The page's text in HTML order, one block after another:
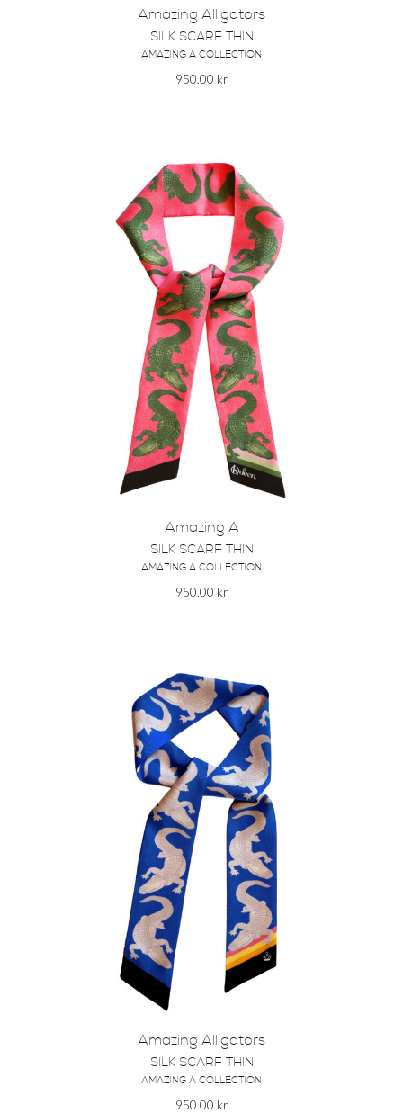
Amazing Alligators
SILK SCARF THIN
AMAZING A COLLECTION
950.00 kr
Amazing A
SILK SCARF THIN
AMAZING A COLLECTION
950.00 kr
Amazing Alligators
SILK SCARF THIN
AMAZING A COLLECTION
950.00 kr